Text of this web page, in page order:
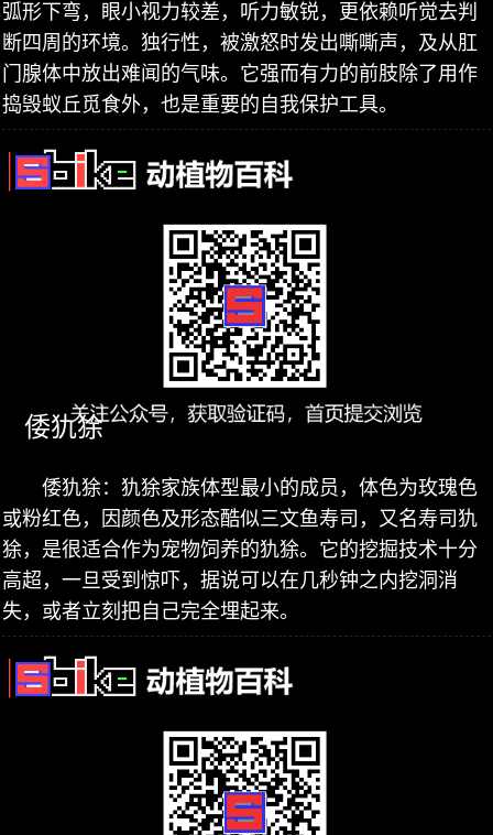
弧形下弯，眼小视力较差，听力敏锐，更依赖听觉去判
断四周的环境。独行性，被激怒时发出嘶嘶声，及从肛
门腺体中放出难闻的气味。它强而有力的前肢除了用作
捣毁蚁丘觅食外，也是重要的自我保护工具。
倭犰狳
倭犰狳：犰狳家族体型最小的成员，体色为玫瑰色
或粉红色，因颜色及形态酷似三文鱼寿司，又名寿司犰
狳，是很适合作为宠物饲养的犰狳。它的挖掘技术十分
高超，一旦受到惊吓，据说可以在几秒钟之内挖洞消
失，或者立刻把自己完全埋起来。